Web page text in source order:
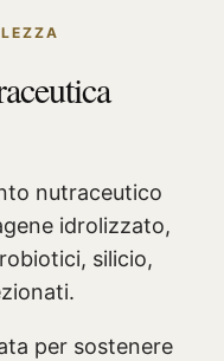
nutraceutico
idrolizzato,
silicio,
per sostenere